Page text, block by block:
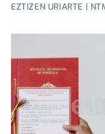
EZTIZEN URIARTE |